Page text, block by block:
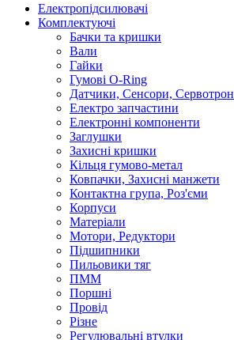
Електропідсилювачі
Комплектуючі
Бачки та кришки
Вали
Гайки
Гумові O-Ring
Датчики, Сенсори,
Електро запчастини
Електронні компоненти
Заглушки
Захисні кришки
Кільця гумово-метал
Ковпачки, Захисні манжети
Контактна група, Роз'єми
Корпуси
Матеріали
Мотори, Редуктори
Підшипники
Пильовики тяг
ПММ
Поршні
Провід
Різне
Регулювальні втулки